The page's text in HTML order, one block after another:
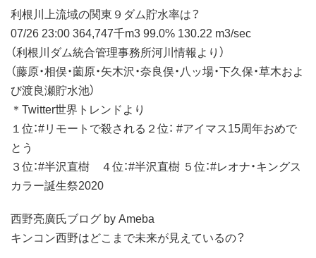
利根川上流域の関東９ダム貯水率は？
07/26 23:00 364,747千m3 99.0% 130.22 m3/sec
（利根川ダム統合管理事務所河川情報より）
（藤原・相俣・薗原・矢木沢・奈良俣・八ッ場・下久保・草木およ
び渡良瀬貯水池）
＊Twitter世界トレンドより
１位：#リモートで殺される２位： #アイマス15周年おめで
とう
３位：#半沢直樹 ４位：#半沢直樹 ５位：#レオナ・キングス
カラー誕生祭2020
西野亮廣氏ブログ by Ameba
キンコン西野はどこまで未来が見えているの？